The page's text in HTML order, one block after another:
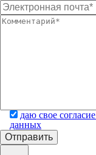
даю свое
данных